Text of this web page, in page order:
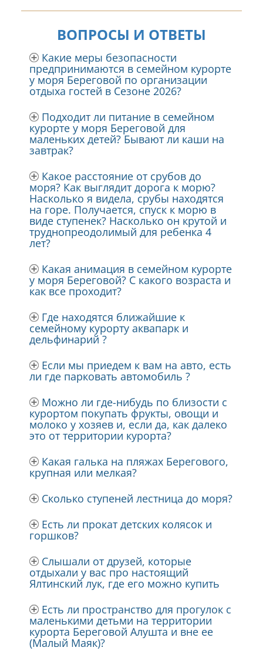
ВОПРОСЫ И ОТВЕТЫ
Какие меры безопасности
предпринимаются в семейном курорте
у моря Береговой по организации
отдыха гостей в Сезоне 2026?
Подходит ли питание в семейном
курорте у моря Береговой для
маленьких детей? Бывают ли каши на
завтрак?
Какое расстояние от срубов до
моря? Как выглядит дорога к морю?
Насколько я видела, срубы находятся
на горе. Получается, спуск к морю в
виде ступенек? Насколько он крутой и
труднопреодолимый для ребенка 4
лет?
Какая анимация в семейном курорте
у моря Береговой? С какого возраста и
как все проходит?
Где находятся ближайшие к
семейному курорту аквапарк и
дельфинарий ?
Если мы приедем к вам на авто, есть
ли где парковать автомобиль ?
Можно ли где-нибудь по близости с
курортом покупать фрукты, овощи и
молоко у хозяев и, если да, как далеко
это от территории курорта?
Какая галька на пляжах Берегового,
крупная или мелкая?
Сколько ступеней лестница до моря?
Есть ли прокат детских колясок и
горшков?
Слышали от друзей, которые
отдыхали у вас про настоящий
Ялтинский лук, где его можно купить
Есть ли пространство для прогулок с
маленькими детьми на территории
курорта Береговой Алушта и вне ее
(Малый Маяк)?